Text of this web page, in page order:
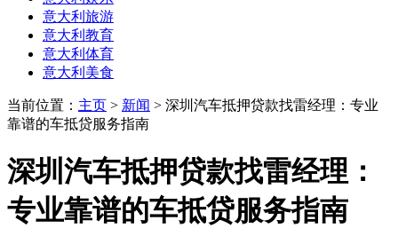
意大利旅游
意大利教育
意大利体育
意大利美食
当前位置： 主页 > 新闻 > 深圳汽车抵押贷款找雷经理：专业
靠谱的车抵贷服务指南
深圳汽车抵押贷款找雷经理：
专业靠谱的车抵贷服务指南